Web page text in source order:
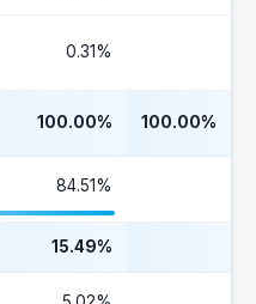
0.31%
100.00% 100.00%
84.51%
15.49%